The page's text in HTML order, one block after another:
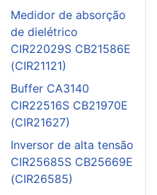
Medidor de absorção
de dielétrico
CIR22029S CB21586E
(CIR21121)
Buffer CA3140
CIR22516S CB21970E
(CIR21627)
Inversor de alta tensão
CIR25685S CB25669E
(CIR26585)